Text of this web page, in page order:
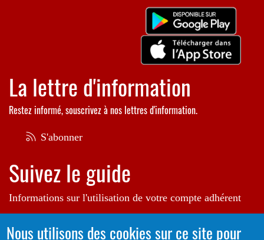
La lettre d'information
Restez informé, souscrivez à nos lettres d'information.
S'abonner
Suivez le guide
Informations sur l'utilisation de votre compte adhérent
Voir le guide
Nous utilisons des cookies sur ce site pour